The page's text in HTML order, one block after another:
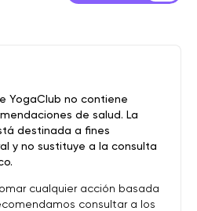
YogaClub no contiene
de salud. La
destinada a fines
y no sustituye a la consulta
cualquier acción basada
consultar a los